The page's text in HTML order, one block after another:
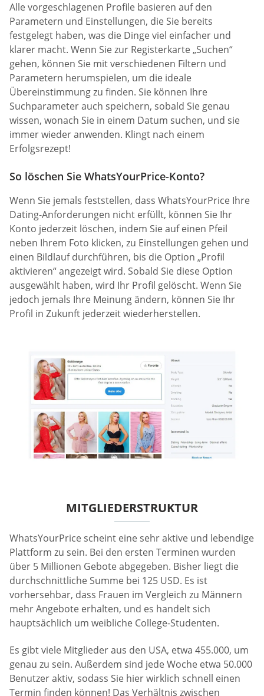
Alle vorgeschlagenen Profile basieren auf den
Parametern und Einstellungen, die Sie bereits
festgelegt haben, was die Dinge viel einfacher und
klarer macht. Wenn Sie zur Registerkarte „Suchen“
gehen, können Sie mit verschiedenen Filtern und
Parametern herumspielen, um die ideale
Übereinstimmung zu finden. Sie können Ihre
Suchparameter auch speichern, sobald Sie genau
wissen, wonach Sie in einem Datum suchen, und sie
immer wieder anwenden. Klingt nach einem
Erfolgsrezept!
So löschen Sie WhatsYourPrice-Konto?
Wenn Sie jemals feststellen, dass WhatsYourPrice Ihre
Dating-Anforderungen nicht erfüllt, können Sie Ihr
Konto jederzeit löschen, indem Sie auf einen Pfeil
neben Ihrem Foto klicken, zu Einstellungen gehen und
einen Bildlauf durchführen, bis die Option „Profil
aktivieren“ angezeigt wird. Sobald Sie diese Option
ausgewählt haben, wird Ihr Profil gelöscht. Wenn Sie
jedoch jemals Ihre Meinung ändern, können Sie Ihr
Profil in Zukunft jederzeit wiederherstellen.
MITGLIEDERSTRUKTUR
WhatsYourPrice scheint eine sehr aktive und lebendige
Plattform zu sein. Bei den ersten Terminen wurden
über 5 Millionen Gebote abgegeben. Bisher liegt die
durchschnittliche Summe bei 125 USD. Es ist
vorhersehbar, dass Frauen im Vergleich zu Männern
mehr Angebote erhalten, und es handelt sich
hauptsächlich um weibliche College-Studenten.
Es gibt viele Mitglieder aus den USA, etwa 455.000, um
genau zu sein. Außerdem sind jede Woche etwa 50.000
Benutzer aktiv, sodass Sie hier wirklich schnell einen
Termin finden können! Das Verhältnis zwischen